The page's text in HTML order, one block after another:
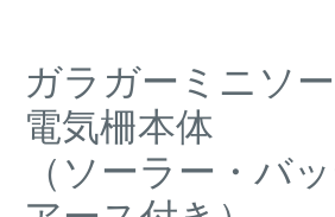
ガラガーミニソ
電気柵本体
（ソーラー・バ